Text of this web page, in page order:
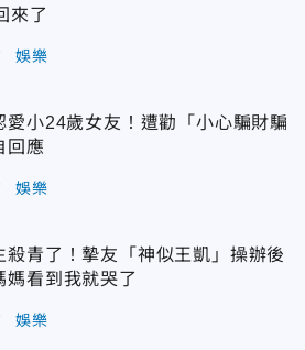
來了
娛樂
愛小24歲女友！遭勸「小心騙財騙
回應
娛樂
殺青了！摯友「神似王凱」操辦後
媽看到我就哭了
娛樂